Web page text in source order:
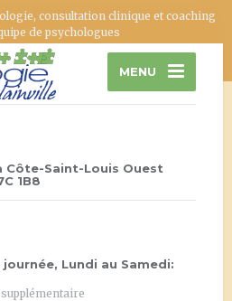
consultation clinique et coaching
de psychologues
MENU
Côte-Saint-Louis Ouest
1B8
Lundi au Samedi: